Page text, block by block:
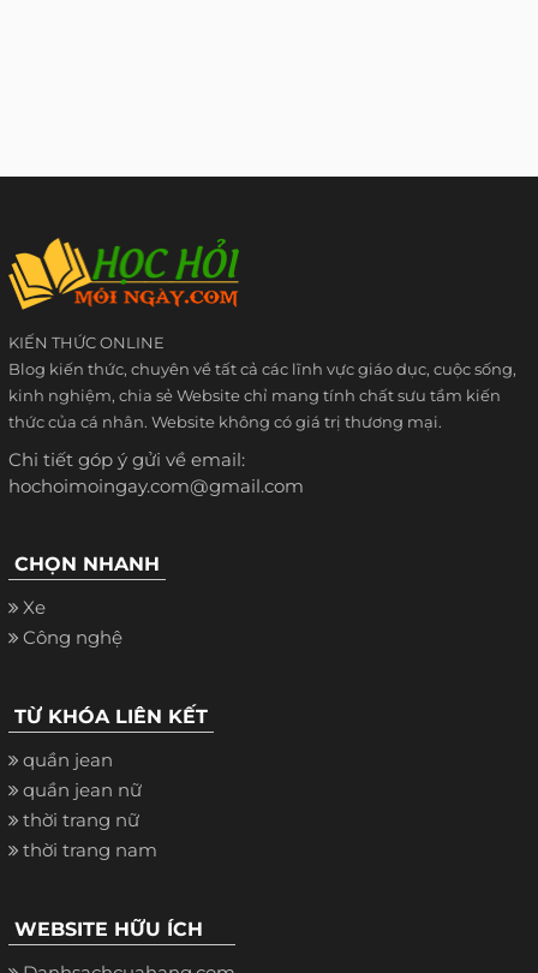
KIẾN THỨC ONLINE
Blog kiến thức, chuyên về tất cả các lĩnh vực giáo dục, cuộc sống,
kinh nghiệm, chia sẻ Website chỉ mang tính chất sưu tầm kiến
thức của cá nhân. Website không có giá trị thương mại.
Chi tiết góp ý gửi về email:
hochoimoingay.com@gmail.com
CHỌN NHANH
Xe
Công nghệ
TỪ KHÓA LIÊN KẾT
quần jean
quần jean nữ
thời trang nữ
thời trang nam
WEBSITE HỮU ÍCH